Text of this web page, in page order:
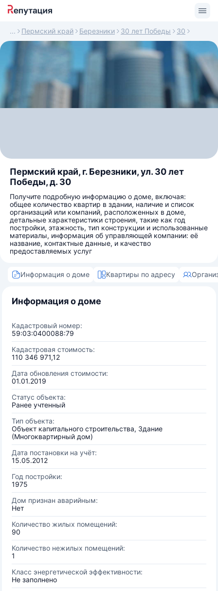
Пермский край Березники 30 лет Победы 30
Пермский край, г. Березники, ул. 30 лет
Победы, д. 30
Получите подробную информацию о доме, включая:
общее количество квартир в здании, наличие и список
организаций или компаний, расположенных в доме,
детальные характеристики строения, такие как год
постройки, этажность, тип конструкции и использованные
материалы, информация об управляющей компании: её
название, контактные данные, и качество
предоставляемых услуг
Информация о доме Квартиры по адресу
Информация о доме
Кадастровый номер:
59:03:0400088:79
Кадастровая стоимость:
110 346 971,12
Дата обновления стоимости:
01.01.2019
Статус объекта:
Ранее учтенный
Тип объекта:
Объект капитального строительства, Здание
(Многоквартирный дом)
Дата постановки на учёт:
15.05.2012
Год постройки:
1975
Дом признан аварийным:
Нет
Количество жилых помещений:
90
Количество нежилых помещений:
1
Класс энергетической эффективности:
Не заполнено